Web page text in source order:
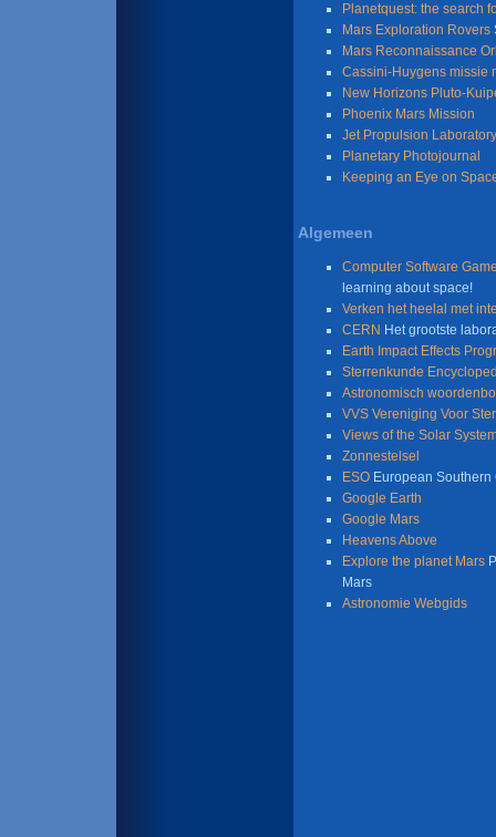
Planetquest: the search
Mars Exploration Rovers
Mars Reconnaissance
Cassini-Huygens missie
New Horizons Pluto-
Phoenix Mars Mission
Jet Propulsion Laboratory
Planetary Photojournal
Keeping an Eye on
Algemeen
Computer Software
learning about space!
Verken het heelal met
CERN Het grootste
Earth Impact Effects
Sterrenkunde
Astronomisch
VVS Vereniging Voor
Views of the Solar
Zonnestelsel
ESO European Southern
Google Earth
Google Mars
Heavens Above
Explore the planet Mars
Mars
Astronomie Webgids